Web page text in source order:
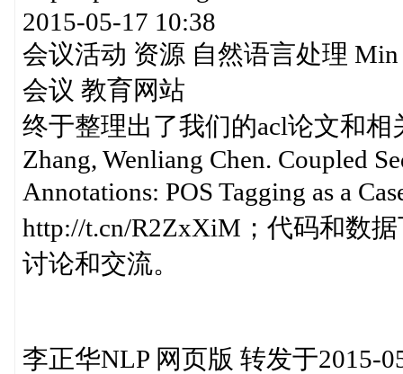
2015-05-17 10:38
会议活动 资源 自然语言处理 Min
会议 教育网站
终于整理出了我们的acl论文和相
Zhang, Wenliang Chen. Coupled
Annotations: POS Tagging as a
http://t.cn/R2ZxXiM；代码和数
讨论和交流。
李正华NLP 网页版 转发于2015-